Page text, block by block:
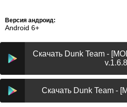
Версия андроид:
Android 6+
Скачать Dunk Team -
Скачать Dunk Team -